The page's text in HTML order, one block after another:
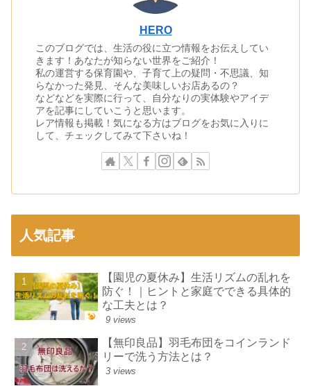
HERO
このブログでは、生活の役に立つ情報をお伝えしてい
きます！あなたが知らない世界をご紹介！
私の運営する保育園や、子育て上の疑問・不思議、知
らなかった発見、そんな美味しいお店あるの？
などなどを実際に行って、自分なりの実体験やアイデ
アを記事にしていこうと思います。
レア情報も掲載！気になる方はブログをお気に入りに
して、チェックしてみて下さいね！
人気記事
【園児の夏休み】生活リズムの乱れを
防ぐ！｜ヒントと家庭でできる具体的
な工夫とは？
9 views
【無印良品】羽毛布団をコインランド
リーで洗う方法とは？
3 views